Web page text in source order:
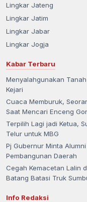
Lingkar Jateng
Lingkar Jatim
Lingkar Jabar
Lingkar Jogja
Kabar Terbaru
Menyalahgunakan
Kejari
Cuaca Memburuk,
Saat Mencari Enceng
Terpilih Lagi jadi Ketua,
Telur untuk MBG
Pj Gubernur Minta
Pembangunan Daerah
Cegah Kemacetan Lalin
Batang Batasi Truk
Info Redaksi